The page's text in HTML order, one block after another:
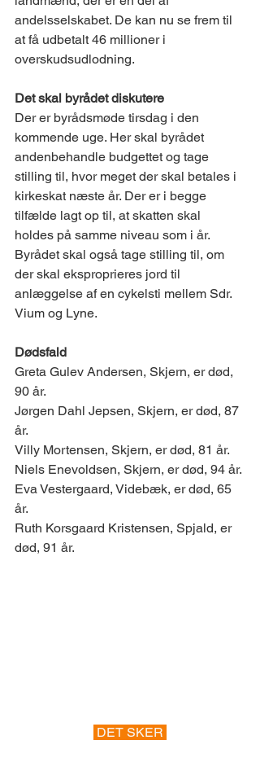
andelsselskabet. De kan nu se frem til
at få udbetalt 46 millioner i
overskudsudlodning.
Det skal byrådet diskutere
Der er byrådsmøde tirsdag i den
kommende uge. Her skal byrådet
andenbehandle budgettet og tage
stilling til, hvor meget der skal betales i
kirkeskat næste år. Der er i begge
tilfælde lagt op til, at skatten skal
holdes på samme niveau som i år.
Byrådet skal også tage stilling til, om
der skal eksproprieres jord til
anlæggelse af en cykelsti mellem Sdr.
Vium og Lyne.
Dødsfald
Greta Gulev Andersen, Skjern, er død,
90 år.
Jørgen Dahl Jepsen, Skjern, er død, 87
år.
Villy Mortensen, Skjern, er død, 81 år.
Niels Enevoldsen, Skjern, er død, 94 år.
Eva Vestergaard, Videbæk, er død, 65
år.
Ruth Korsgaard Kristensen, Spjald, er
død, 91 år.
DET SKER